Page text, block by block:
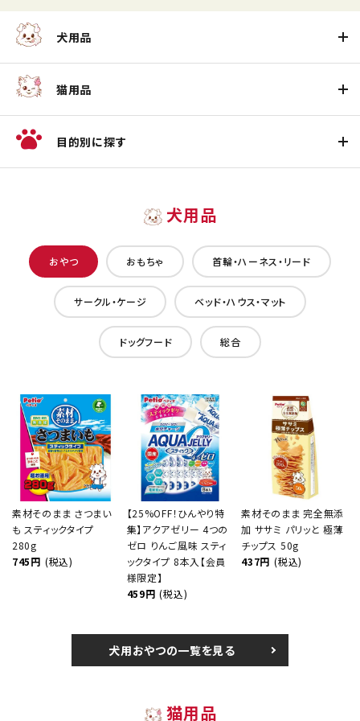
犬用品
猫用品
目的別に探す
犬用品
おやつ おもちゃ 首輪・ハーネス・リード
サークル・ケージ ベッド・ハウス・マット
ドッグフード 総合
素材そのまま さつまい
も スティックタイプ
280g
745円 (税込)
【25%OFF！ひんやり特
集】アクアゼリー 4つの
ゼロ りんご風味 スティ
ックタイプ 8本入【会員
様限定】
459円 (税込)
素材そのまま 完全無添
加 ササミ パリッと 極薄
チップス 50g
437円 (税込)
犬用おやつの一覧を見る
猫用品